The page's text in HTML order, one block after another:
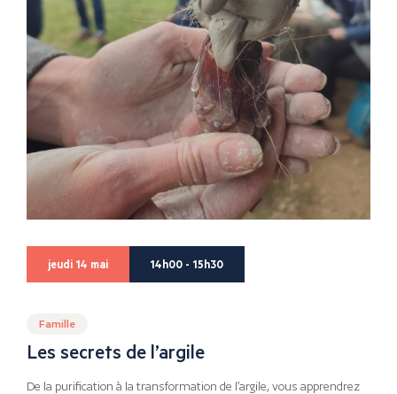
jeudi 14 mai 14h00 - 15h30
Famille
Les secrets de l’argile
De la purification à la transformation de l’argile, vous apprendrez